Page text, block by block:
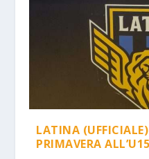
LATINA
PRIMAVERA ALL’U15